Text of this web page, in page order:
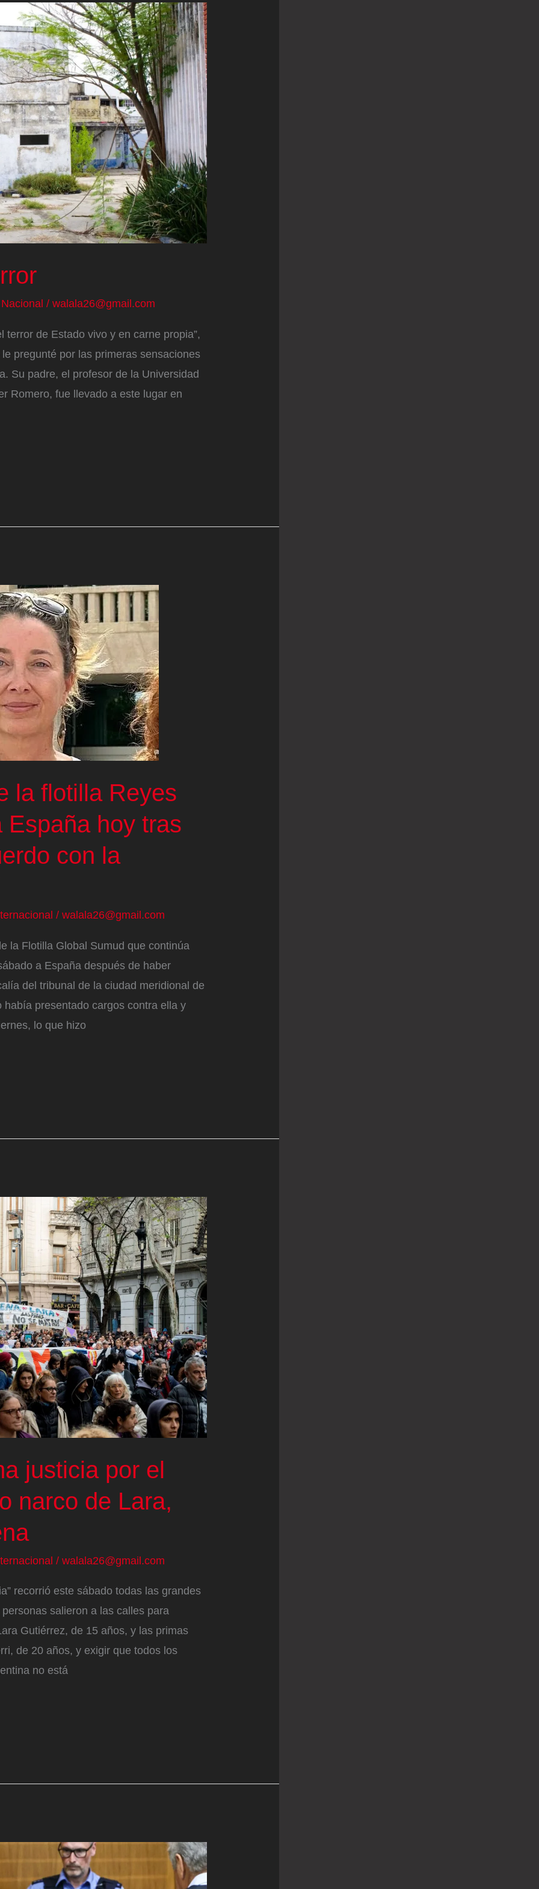
Nacional / walala26@gmail.com
terror de Estado vivo y en carne propia”,
pregunté por las primeras sensaciones
Su padre, el profesor de la Universidad
Romero, fue llevado a este lugar en
la flotilla Reyes
España hoy tras
con la
/ walala26@gmail.com
la Flotilla Global Sumud que continúa
a España después de haber
del tribunal de la ciudad meridional de
presentado cargos contra ella y
lo que hizo
justicia por el
narco de Lara,
/ walala26@gmail.com
recorrió este sábado todas las grandes
salieron a las calles para
Gutiérrez, de 15 años, y las primas
de 20 años, y exigir que todos los
no está